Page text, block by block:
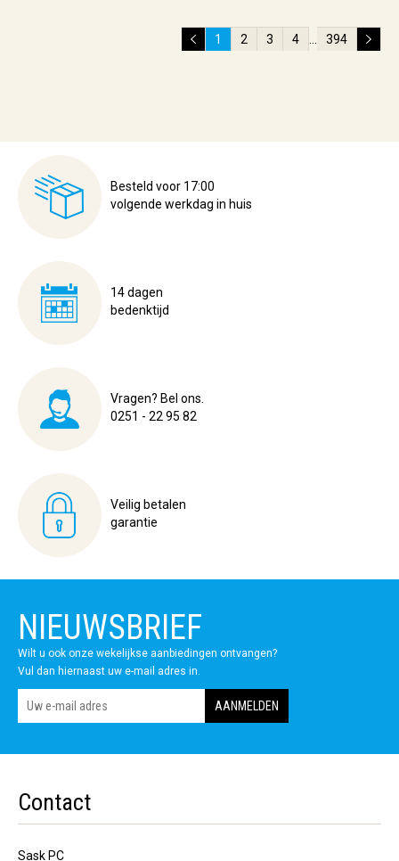
1 2 3 4 394
Besteld voor 17:00
volgende werkdag in huis
14 dagen
bedenktijd
Vragen? Bel ons.
0251 - 22 95 82
Veilig betalen
garantie
NIEUWSBRIEF
Wilt u ook onze wekelijkse aanbiedingen ontvangen?
Vul dan hiernaast uw e-mail adres in.
Contact
Sask PC